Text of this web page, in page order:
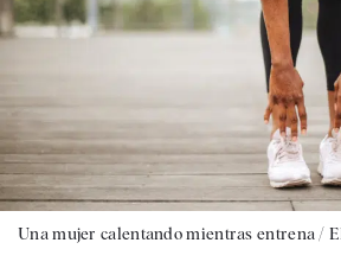
Una mujer calentando mientras entrena /